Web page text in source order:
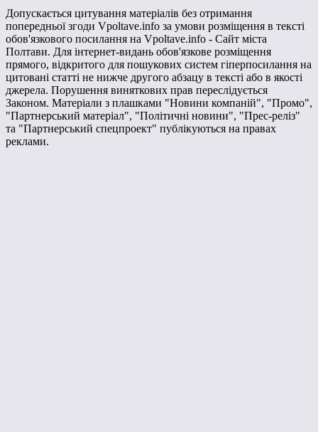
Допускається цитування матеріалів без отримання
попередньої згоди Vpoltave.info за умови розміщення в тексті
обов'язкового посилання на Vpoltave.info - Сайт міста
Полтави. Для інтернет-видань обов'язкове розміщення
прямого, відкритого для пошукових систем гіперпосилання на
цитовані статті не нижче другого абзацу в тексті або в якості
джерела. Порушення виняткових прав переслідується
Законом. Матеріали з плашками "Новини компаній", "Промо",
"Партнерський матеріал", "Політичні новини", "Прес-реліз"
та "Партнерський спецпроект" публікуються на правах
реклами.